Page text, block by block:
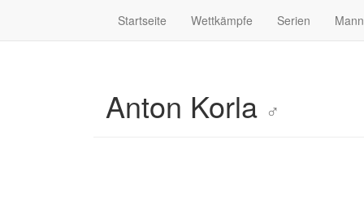
Startseite Wettkämpfe Serien
Anton Korla ♂